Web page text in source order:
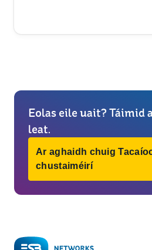
Eolas eile uait? Táimid
leat.
Ar aghaidh chuig
chustaiméirí